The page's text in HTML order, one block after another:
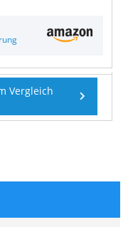
Vergleich